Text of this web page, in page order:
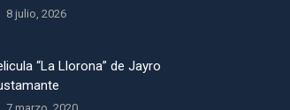
8 julio, 2026
“La Llorona” de Jayro